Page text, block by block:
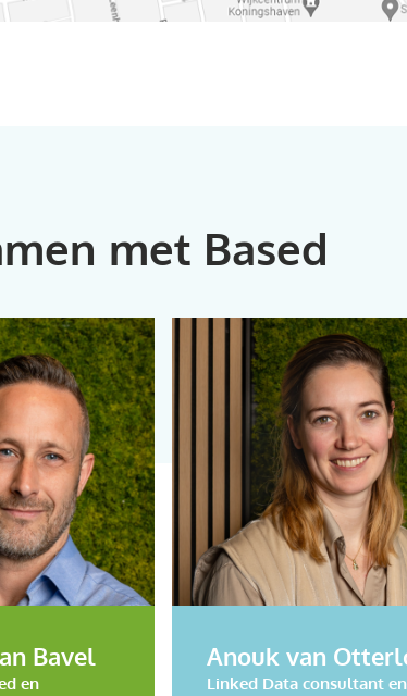
met Based
Bavel
en
237
Anouk van
Linked Data consultant en
06 425 23 031
LinkedIn